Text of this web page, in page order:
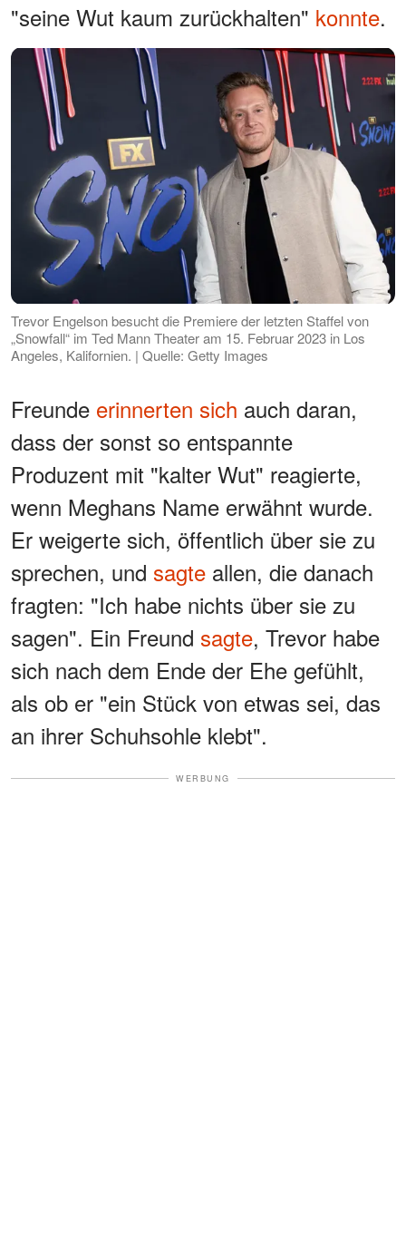
"seine Wut kaum zurückhalten" konnte.
Trevor Engelson besucht die Premiere der letzten Staffel von
„Snowfall“ im Ted Mann Theater am 15. Februar 2023 in Los
Angeles, Kalifornien. | Quelle: Getty Images
Freunde erinnerten sich auch daran,
dass der sonst so entspannte
Produzent mit "kalter Wut" reagierte,
wenn Meghans Name erwähnt wurde.
Er weigerte sich, öffentlich über sie zu
sprechen, und sagte allen, die danach
fragten: "Ich habe nichts über sie zu
sagen". Ein Freund sagte, Trevor habe
sich nach dem Ende der Ehe gefühlt,
als ob er "ein Stück von etwas sei, das
an ihrer Schuhsohle klebt".
WERBUNG